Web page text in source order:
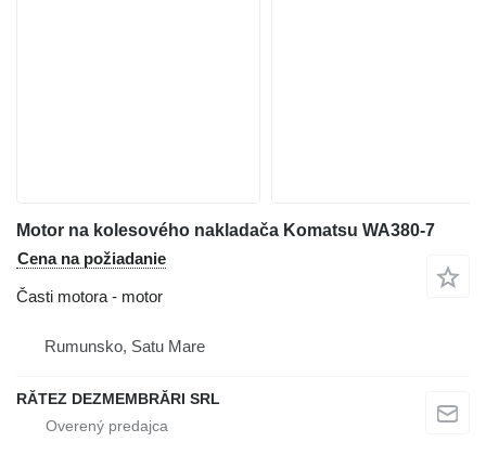
Motor na kolesového nakladača Komatsu WA380-7
Cena na požiadanie
Časti motora - motor
Rumunsko, Satu Mare
RĂTEZ DEZMEMBRĂRI SRL